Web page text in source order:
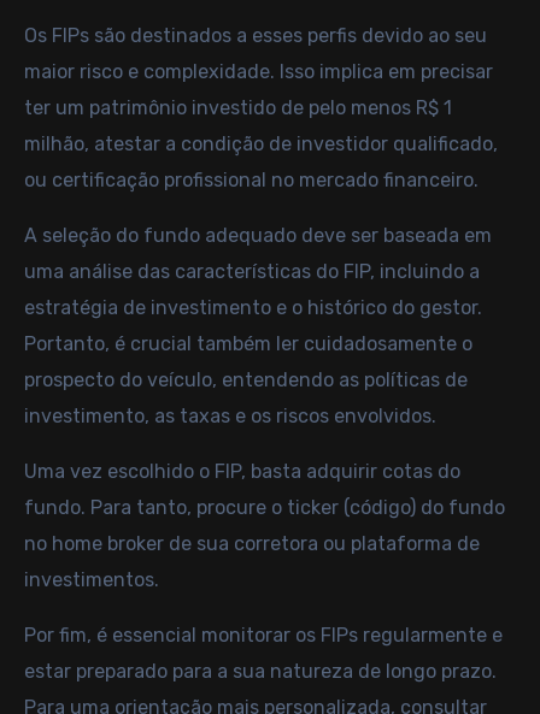
Os FIPs são destinados a esses perfis devido ao seu
maior risco e complexidade. Isso implica em precisar
ter um patrimônio investido de pelo menos R$ 1
milhão, atestar a condição de investidor qualificado,
ou certificação profissional no mercado financeiro.
A seleção do fundo adequado deve ser baseada em
uma análise das características do FIP, incluindo a
estratégia de investimento e o histórico do gestor.
Portanto, é crucial também ler cuidadosamente o
prospecto do veículo, entendendo as políticas de
investimento, as taxas e os riscos envolvidos.
Uma vez escolhido o FIP, basta adquirir cotas do
fundo. Para tanto, procure o ticker (código) do fundo
no home broker de sua corretora ou plataforma de
investimentos.
Por fim, é essencial monitorar os FIPs regularmente e
estar preparado para a sua natureza de longo prazo.
Para uma orientação mais personalizada, consultar